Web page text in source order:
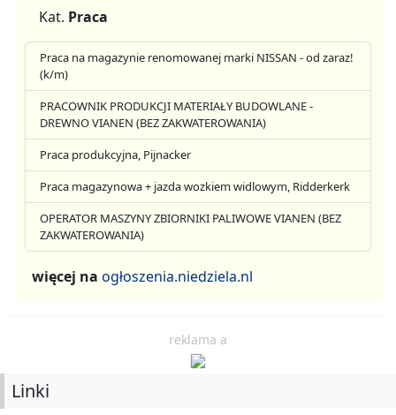
Kat. Praca
Praca na magazynie renomowanej marki NISSAN - od zaraz!
(k/m)
PRACOWNIK PRODUKCJI MATERIAŁY BUDOWLANE -
DREWNO VIANEN (BEZ ZAKWATEROWANIA)
Praca produkcyjna, Pijnacker
Praca magazynowa + jazda wozkiem widlowym, Ridderkerk
OPERATOR MASZYNY ZBIORNIKI PALIWOWE VIANEN (BEZ
ZAKWATEROWANIA)
więcej na ogłoszenia.niedziela.nl
reklama a
Linki